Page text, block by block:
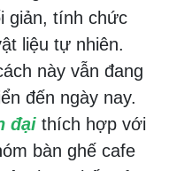
giản, tính chức
liệu tự nhiên.
này vẫn đang
đến ngày nay.
đại thích hợp với
bàn ghế cafe